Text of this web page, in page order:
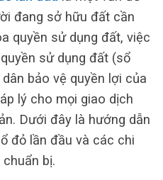
đang sở hữu đất cần
quyền sử dụng đất, việc
sử dụng đất (sổ
bảo vệ quyền lợi của
lý cho mọi giao dịch
Dưới đây là hướng dẫn
đỏ lần đầu và các chi
bị.